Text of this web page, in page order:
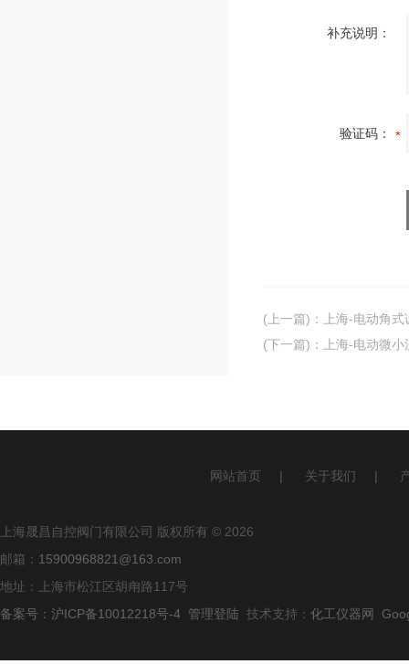
补充说明：
验证码：
(上一篇) ：
上海-电动角
(下一篇) ： 上海-电动微
网站首页 | 关于我们 |
上海晟昌自控阀门有限公司 版权所有 © 2026
邮箱： 15900968821@163.com
地址：上海市松江区胡甪路117号
备案号：沪ICP备10012218号-4 管理登陆 技术支持： 化工仪器网